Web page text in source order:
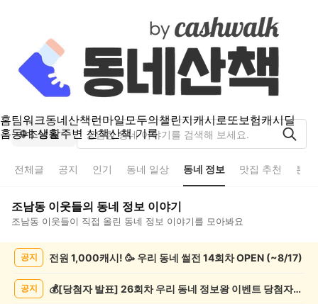
홈팀워크동네산책런마일모두의챌린지캐시로또보험캐시딜
홈동네 생활주변 산책산책 기록
조남동
전체글 공지 인기 동네 일상 동네 정보 맛집 추천 분
조남동 이웃들의 동네 정보 이야기
조남동 이웃들이 직접 올린 동네 정보 이야기를 모아봐요
공지 전원 1,000캐시! 🥳 우리 동네 썰전 14회차 OPEN (~8/17)
공지 💰[당첨자 발표] 26회차 우리 동네 정보왕 이벤트 당첨자를 발표합니다!